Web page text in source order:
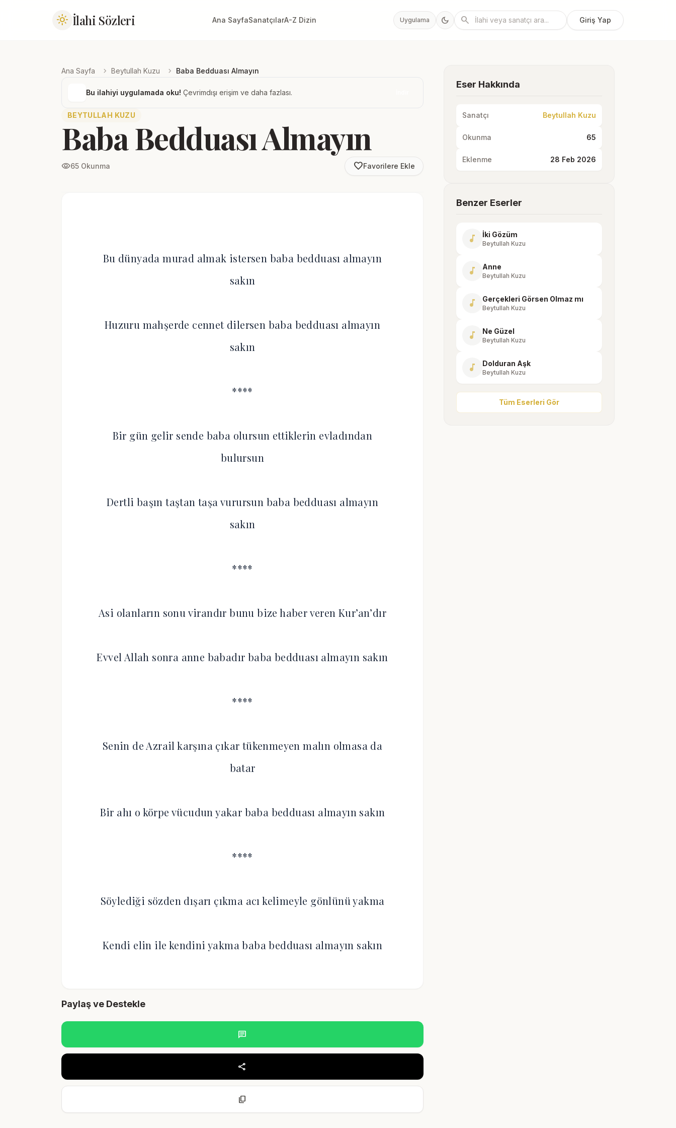
light_mode İlahi Sözleri Ana SayfaSanatçılarA-Z Dizin Uygulama dark_mode search Giriş Yap
Ana Sayfa chevron_right Beytullah Kuzu chevron_right Baba Bedduası Almayın
Bu ilahiyi uygulamada oku! Çevrimdışı erişim ve daha fazlası.
BEYTULLAH KUZU
Baba Bedduası Almayın
visibility65 Okunma favorite_borderFavorilere Ekle
Bu dünyada murad almak istersen baba bedduası almayın
sakın
Huzuru mahşerde cennet dilersen baba bedduası almayın
sakın
****
Bir gün gelir sende baba olursun ettiklerin evladından
bulursun
Dertli başın taştan taşa vurursun baba bedduası almayın
sakın
****
Asi olanların sonu virandır bunu bize haber veren Kur’an’dır
Evvel Allah sonra anne babadır baba bedduası almayın sakın
****
Senin de Azrail karşına çıkar tükenmeyen malın olmasa da
batar
Bir ahı o körpe vücudun yakar baba bedduası almayın sakın
****
Söylediği sözden dışarı çıkma acı kelimeyle gönlünü yakma
Kendi elin ile kendini yakma baba bedduası almayın sakın
Paylaş ve Destekle
chat
share
content_copy
Eser Hakkında
Sanatçı Beytullah Kuzu
Okunma 65
Eklenme 28 Feb 2026
Benzer Eserler
music_note İki Gözüm
Beytullah Kuzu
music_note Anne
Beytullah Kuzu
music_note Gerçekleri Görsen Olmaz mı
Beytullah Kuzu
music_note Ne Güzel
Beytullah Kuzu
music_note Dolduran Aşk
Beytullah Kuzu
Tüm Eserleri Gör